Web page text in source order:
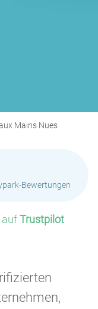
Mains Nues
Bewertungen
aufTrustpilot